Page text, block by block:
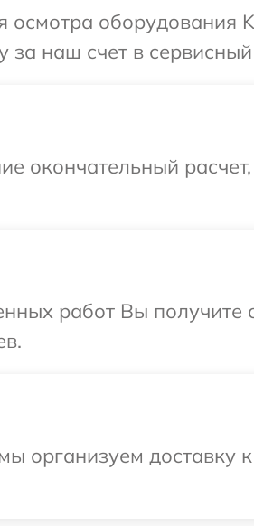
оборудования
наш счет в
окончательный
работ Вы
организуем доставку